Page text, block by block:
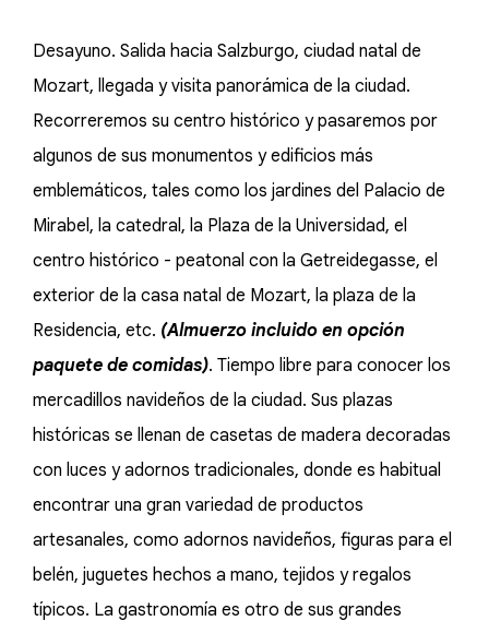
Desayuno. Salida hacia Salzburgo, ciudad natal de
Mozart, llegada y visita panorámica de la ciudad.
Recorreremos su centro histórico y pasaremos por
algunos de sus monumentos y edificios más
emblemáticos, tales como los jardines del Palacio de
Mirabel, la catedral, la Plaza de la Universidad, el
centro histórico - peatonal con la Getreidegasse, el
exterior de la casa natal de Mozart, la plaza de la
Residencia, etc. (Almuerzo incluido en opción
paquete de comidas). Tiempo libre para conocer los
mercadillos navideños de la ciudad. Sus plazas
históricas se llenan de casetas de madera decoradas
con luces y adornos tradicionales, donde es habitual
encontrar una gran variedad de productos
artesanales, como adornos navideños, figuras para el
belén, juguetes hechos a mano, tejidos y regalos
típicos. La gastronomía es otro de sus grandes